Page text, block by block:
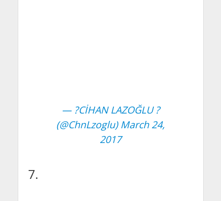
— ?CİHAN LAZOĞLU ?
(@ChnLzoglu) March 24,
2017
7.